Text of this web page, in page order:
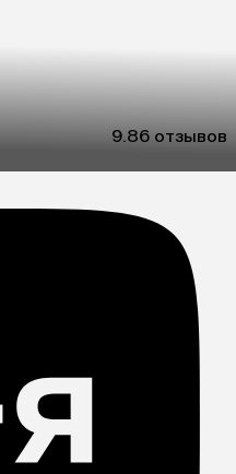
9.86 отзывов